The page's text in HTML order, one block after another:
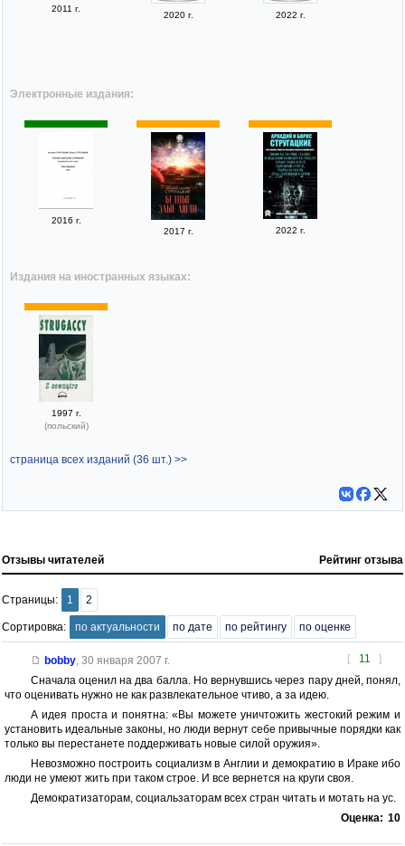
2011 г.
2020 г. 2022 г.
Электронные издания:
2016 г.
2017 г.
2022 г.
Издания на иностранных языках:
1997 г.
(польский)
страница всех изданий (36 шт.) >>
Отзывы читателей Рейтинг отзыва
Страницы: 1 2
Сортировка: по актуальности по дате по рейтингу по оценке
[ 11 ]
bobby, 30 января 2007 г.
Сначала оценил на два балла. Но вернувшись через пару дней, понял,
что оценивать нужно не как развлекательное чтиво, а за идею.
А идея проста и понятна: «Вы можете уничтожить жестокий режим и
установить идеальные законы, но люди вернут себе привычные порядки как
только вы перестанете поддерживать новые силой оружия».
Невозможно построить социализм в Англии и демократию в Ираке ибо
люди не умеют жить при таком строе. И все вернется на круги своя.
Демократизаторам, социальзаторам всех стран читать и мотать на ус.
Оценка: 10